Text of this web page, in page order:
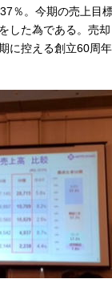
％。今期の売上目
した為である。売
に控える創立60周